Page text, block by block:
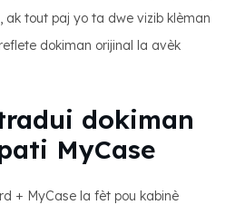
ak tout paj yo ta dwe vizib klèman
dokiman orijinal la avèk
dokiman
MyCase
+ MyCase la fèt pou kabinè